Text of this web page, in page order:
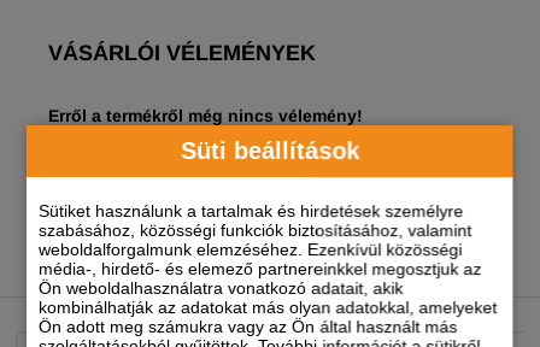
Süti beállítások
Sütiket használunk a tartalmak és hirdetések személyre
szabásához, közösségi funkciók biztosításához, valamint
weboldalforgalmunk elemzéséhez. Ezenkívül közösségi
média-, hirdető- és elemező partnereinkkel megosztjuk az
Ön weboldalhasználatra vonatkozó adatait, akik
kombinálhatják az adatokat más olyan adatokkal, amelyeket
Ön adott meg számukra vagy az Ön által használt más
VÁSÁRLÓI VÉLEMÉNYEK
Erről a termékről még nincs vélemény!
A termékhez akkor tudsz véleményt írni, ha
NEKED AJÁNLJUK